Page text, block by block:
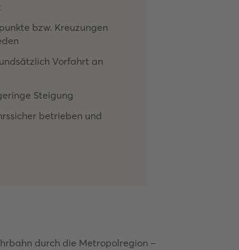
bzw. Kreuzungen
Vorfahrt an
Steigung
betrieben und
durch die Metropolregion –